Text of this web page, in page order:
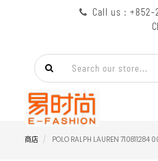
Call us : +852-
商店 POLO RALPH LAUREN 710811284